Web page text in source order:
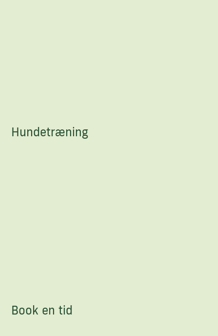
Hundetræning
Book en tid